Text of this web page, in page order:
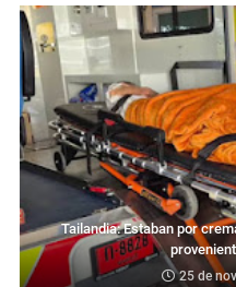
Tailandia: Estaban por
25 de